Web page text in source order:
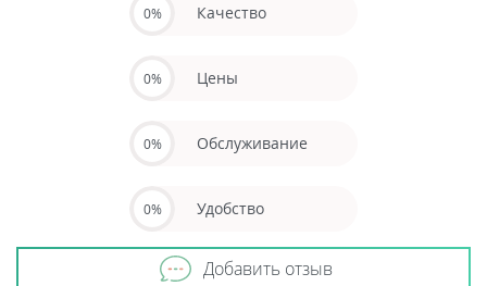
0% Качество
0% Цены
0% Обслуживание
0% Удобство
Добавить отзыв